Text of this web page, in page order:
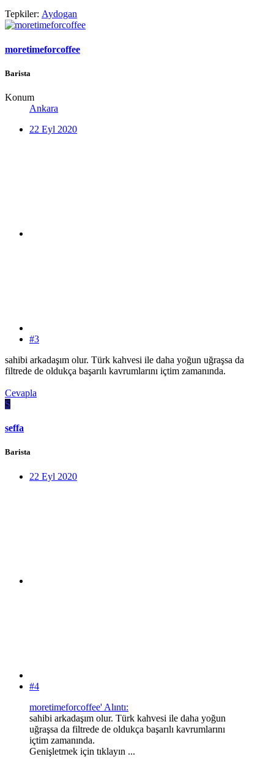
Tepkiler: Aydogan
moretimeforcoffee
Barista
Konum
Ankara
22 Eyl 2020
#3
sahibi arkadaşım olur. Türk kahvesi ile daha yoğun uğraşsa da
filtrede de oldukça başarılı kavrumlarını içtim zamanında.
Cevapla
S
seffa
Barista
22 Eyl 2020
#4
moretimeforcoffee' Alıntı:
sahibi arkadaşım olur. Türk kahvesi ile daha yoğun
uğraşsa da filtrede de oldukça başarılı kavrumlarını
içtim zamanında.
Genişletmek için tıklayın ...